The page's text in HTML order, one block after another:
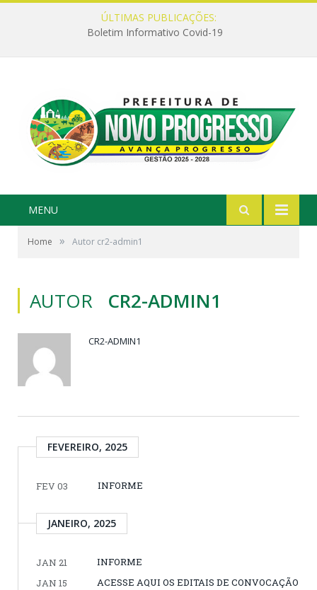
ÚLTIMAS PUBLICAÇÕES:
Boletim Informativo Covid-19
MENU
Home » Autor cr2-admin1
AUTOR CR2-ADMIN1
CR2-ADMIN1
FEVEREIRO, 2025
FEV 03 INFORME
JANEIRO, 2025
JAN 21
INFORME
JAN 15
ACESSE AQUI OS EDITAIS DE CONVOCAÇÃO